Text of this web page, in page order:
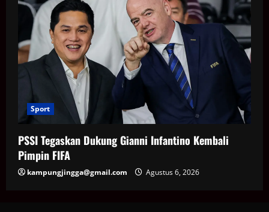
Sport
PSSI Tegaskan Dukung Gianni Infantino Kembali
Pimpin FIFA
kampungjingga@gmail.com Agustus 6, 2026